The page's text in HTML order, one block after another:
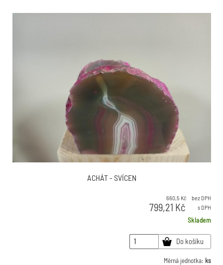
ACHÁT - SVÍCEN
660,5 Kč bez DPH
799,21 Kč s DPH
Skladem
Do košíku
Měrná jednotka: ks